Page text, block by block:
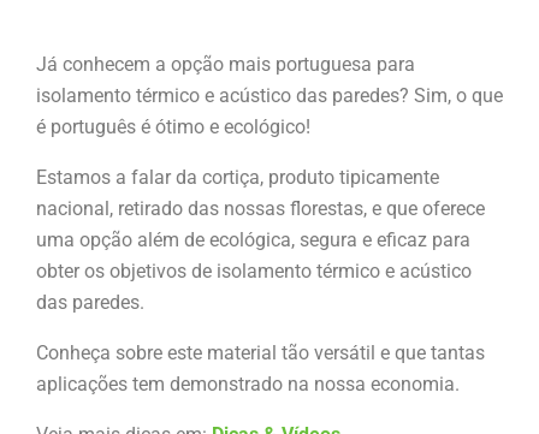
Já conhecem a opção mais portuguesa para
isolamento térmico e acústico das paredes? Sim, o que
é português é ótimo e ecológico!
Estamos a falar da cortiça, produto tipicamente
nacional, retirado das nossas florestas, e que oferece
uma opção além de ecológica, segura e eficaz para
obter os objetivos de isolamento térmico e acústico
das paredes.
Conheça sobre este material tão versátil e que tantas
aplicações tem demonstrado na nossa economia.